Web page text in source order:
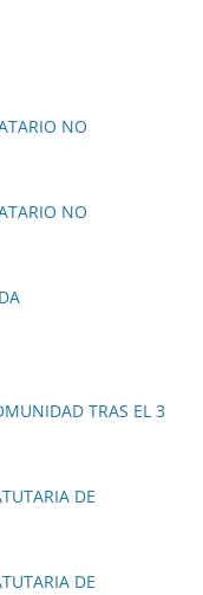
NO
NO
TRAS EL 3
DE
DE